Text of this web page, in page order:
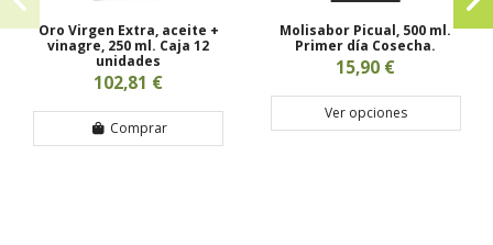
Oro Virgen Extra, aceite +
vinagre, 250 ml. Caja 12
unidades
102,81 €
Comprar
Molisabor Picual, 500 ml.
Primer día Cosecha.
15,90 €
Ver opciones